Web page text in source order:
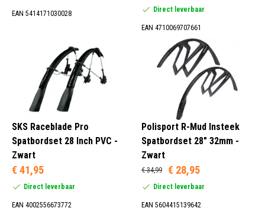
EAN 5414171030028 Direct leverbaar
EAN 4710069707661
SKS Raceblade Pro
Spatbordset 28 Inch PVC -
Zwart
€ 41,95
Direct leverbaar
EAN 4002556673772
Polisport R-Mud Insteek
Spatbordset 28" 32mm -
Zwart
€ 34,99 € 28,95
Direct leverbaar
EAN 5604415139642